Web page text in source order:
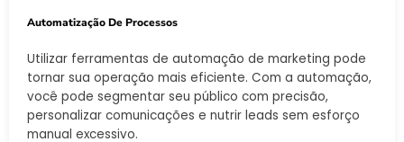
Automatização De Processos
Utilizar ferramentas de automação de marketing pode
tornar sua operação mais eficiente. Com a automação,
você pode segmentar seu público com precisão,
personalizar comunicações e nutrir leads sem esforço
manual excessivo.